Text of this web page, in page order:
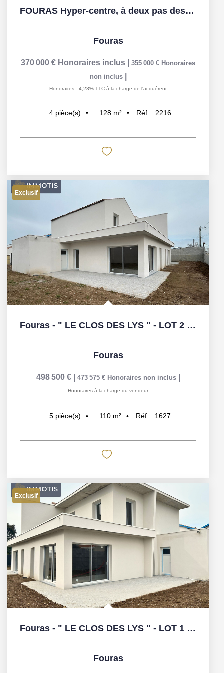
FOURAS Hyper-centre, à deux pas des plages et des Halles
Fouras
370 000 € Honoraires inclus 355 000 € Honoraires
non inclus
Honoraires : 4,23% TTC à la charge de l'acquéreur
4 pièce(s) 128 m² Réf : 2216
Exclusif
Fouras - " LE CLOS DES LYS " - LOT 2 - T5
Fouras
498 500 € 473 575 € Honoraires non inclus
Honoraires à la charge du vendeur
5 pièce(s) 110 m² Réf : 1627
Exclusif
Fouras - " LE CLOS DES LYS " - LOT 1 - T5
Fouras